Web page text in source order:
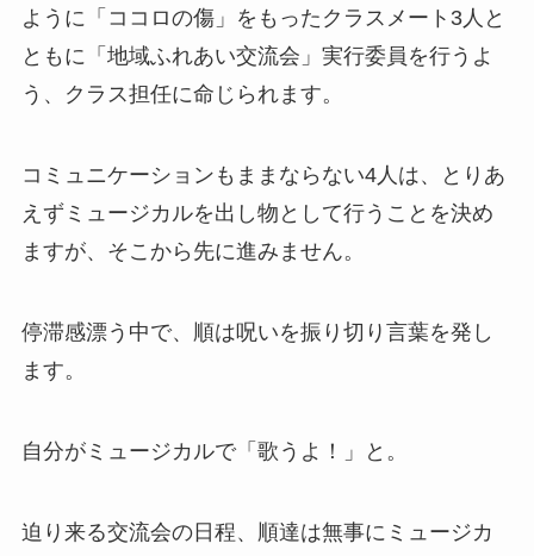
ように「ココロの傷」をもったクラスメート3人と
ともに「地域ふれあい交流会」実行委員を行うよ
う、クラス担任に命じられます。
コミュニケーションもままならない4人は、とりあ
えずミュージカルを出し物として行うことを決め
ますが、そこから先に進みません。
停滞感漂う中で、順は呪いを振り切り言葉を発し
ます。
自分がミュージカルで「歌うよ！」と。
迫り来る交流会の日程、順達は無事にミュージカ